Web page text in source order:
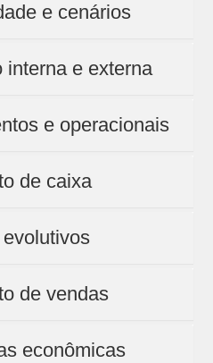
e cenários
interna e externa
e operacionais
de caixa
de vendas
econômicas